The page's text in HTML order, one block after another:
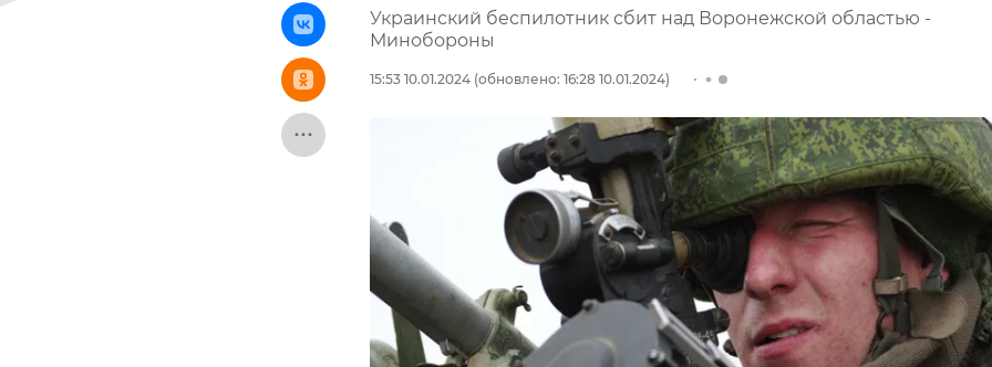
Украинский беспилотник сбит над Воронежской областью -
Минобороны
15:53 10.01.2024 (обновлено: 16:28 10.01.2024)